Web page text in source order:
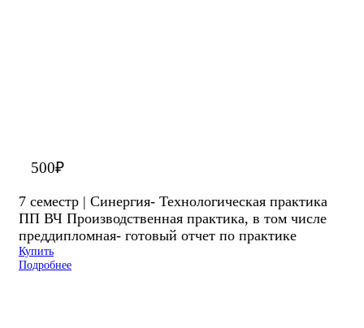
500₽
7 семестр | Синергия- Технологическая практика
ПП ВЧ Производственная практика, в том числе
преддипломная- готовый отчет по практике
Купить
Подробнее